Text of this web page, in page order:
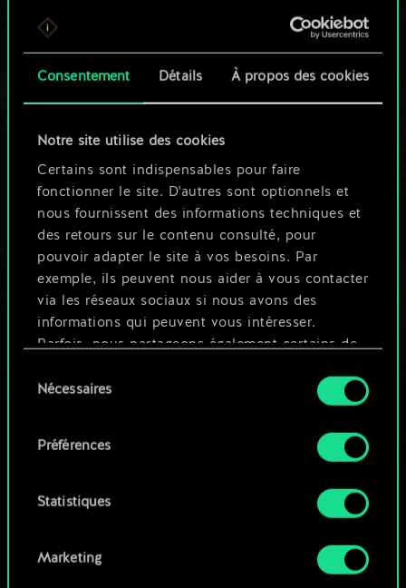
Consentement Détails À propos des cookies
Notre site utilise des cookies
Certains sont indispensables pour faire
fonctionner le site. D'autres sont optionnels et
nous fournissent des informations techniques et
des retours sur le contenu consulté, pour
pouvoir adapter le site à vos besoins. Par
exemple, ils peuvent nous aider à vous contacter
via les réseaux sociaux si nous avons des
informations qui peuvent vous intéresser.
Parfois, nous partageons également certains de
ces cookies optionnels ne seront appliqués
Vous pouvez consulter tous les détails sur notre
préférences dans le menu "Paramètres" ci-
duNécessaires
Préférences
Statistiques
Marketing
Pour l'instant, ce
n'est qu'un jeu de
cartes partagé.
Mais cela peut être
tellement plus !
Nommer ce jeu et créer un guide